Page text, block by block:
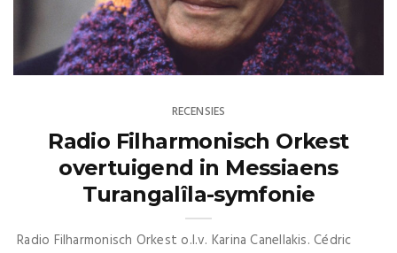
RECENSIES
Radio Filharmonisch Orkest
overtuigend in Messiaens
Turangalîla-symfonie
Radio Filharmonisch Orkest o.l.v. Karina Canellakis. Cédric